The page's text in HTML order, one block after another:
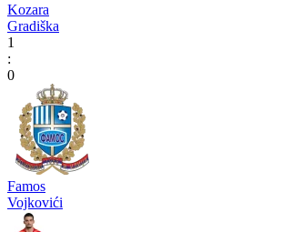
Kozara
Gradiška
1
:
0
Famos
Vojkovići